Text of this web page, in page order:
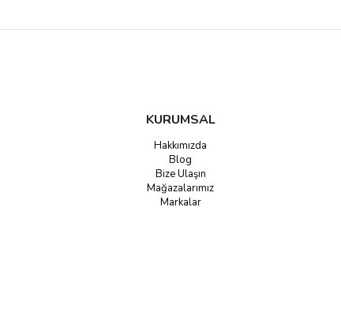
KURUMSAL
Hakkımızda
Blog
Bize Ulaşın
Mağazalarımız
Markalar